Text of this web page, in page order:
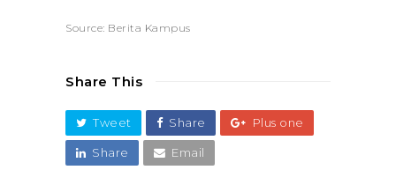
Source: Berita Kampus
Share This
Tweet Share Plus one
Share Email